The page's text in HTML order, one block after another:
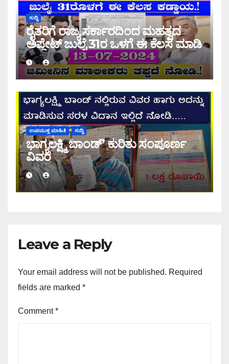
ಸುದ್ದಿ
ರೈತರಿಗೆ ರಾಜ್ಯ ಸರ್ಕಾರದಿಂದ ಮಹತ್ವದ
ಅಪ್ಡೇಟ್ ಜುಲೈ 31ರ ಒಳಗೆ ಈ ಕೆಲಸ ಮಾಡಿ
ಉಪಯುಕ್ತ ಮಾಹಿತಿ ಸುದ್ದಿ
ಭಾಗ್ಯಲಕ್ಷ್ಮಿ ಬಾಂಡ್’ ಕುರಿತು ಸಂಪೂರ್ಣ
ವಿವರ
Leave a Reply
Your email address will not be published. Required
fields are marked *
Comment*